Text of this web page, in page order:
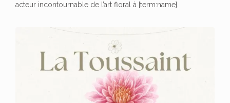
acteur incontournable de l’art floral à [term:name].